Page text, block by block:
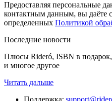
Предоставляя персональные
контактным данным, вы даёте
определенных Политикой
Последние новости
Плюсы Rideró, ISBN в
и многое другое
Читать дальше